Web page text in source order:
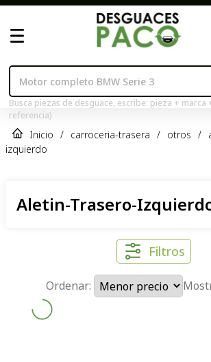
Busca piezas de desguace, escribe: pieza + marca
referencia)
Inicio / carroceria-trasera / otros /
izquierdo
Aletin-Trasero-
Filtros
Ordenar: